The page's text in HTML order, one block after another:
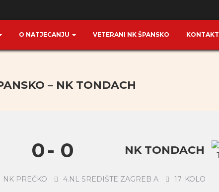
O NATJECANJU VETERANI NK ŠPANSKO KONTAKT
– NK TONDACH
0- 0 NK TONDACH
NK PREČKO 4.NL SREDIŠTE ZAGREB A 17. KOLO